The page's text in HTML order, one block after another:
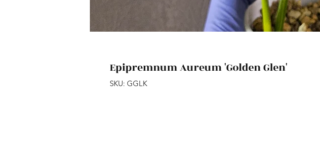
Epipremnum Aureum 'Golden Glen'
SKU: GGLK